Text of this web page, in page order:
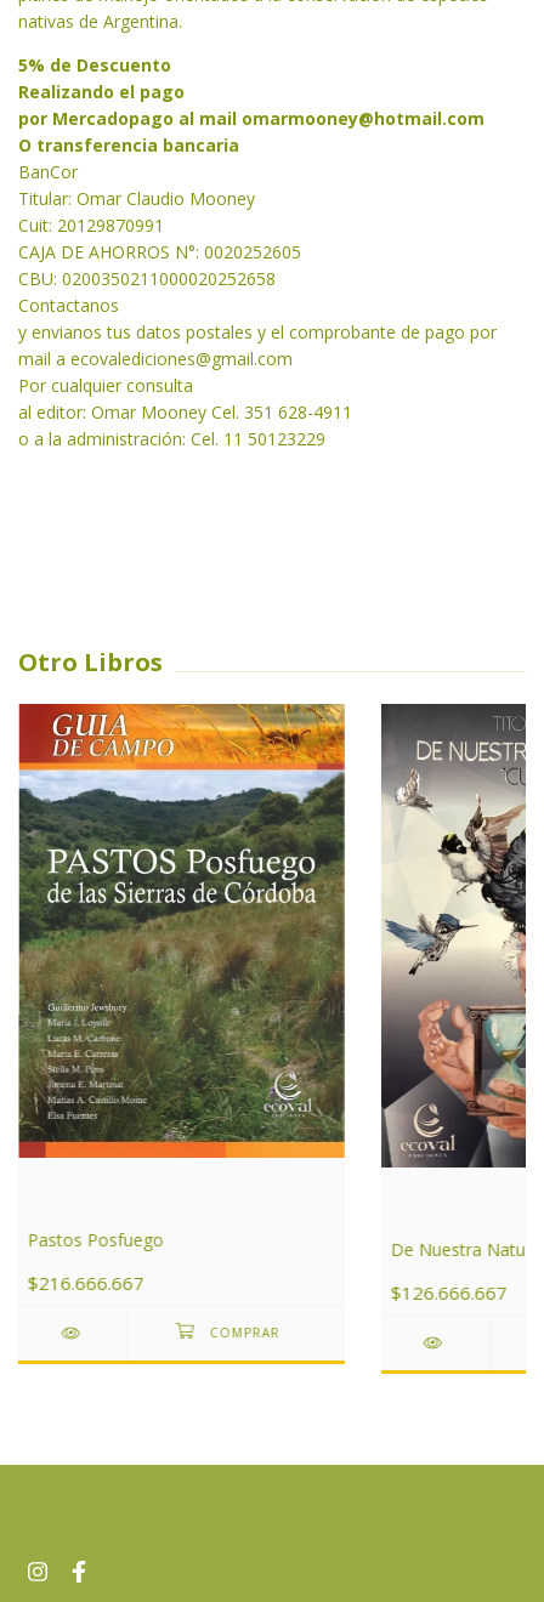
nativas de Argentina.
5% de Descuento
Realizando el pago
por Mercadopago al mail omarmooney@hotmail.com
O transferencia bancaria
BanCor
Titular: Omar Claudio Mooney
Cuit: 20129870991
CAJA DE AHORROS N°: 0020252605
CBU: 0200350211000020252658
Contactanos
y envianos tus datos postales y el comprobante de pago por
mail a ecovalediciones@gmail.com
Por cualquier consulta
al editor: Omar Mooney Cel. 351 628-4911
o a la administración: Cel. 11 50123229
Otro Libros
Pastos Posfuego
$216.666.667
De Nuestra
$126.666.667